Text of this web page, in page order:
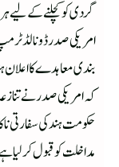
گردی کو کچلنے کے لیے
امریکی صدر ڈونالڈ
بندی معاہدے کا اعلان
کہ امریکی صدر نے
حکومت ہند کی سفارتی
مداخلت کو قبول کر لیا